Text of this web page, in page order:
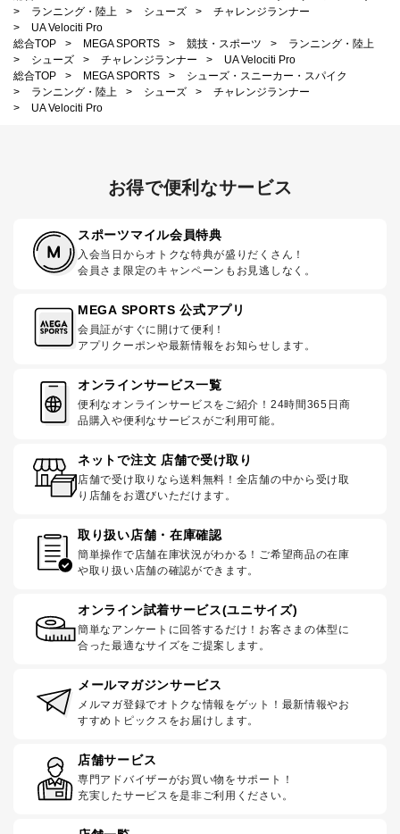
>
ランニング・陸上 > シューズ >
チャレンジランナー
>
UA Velociti Pro
総合TOP
> MEGA SPORTS > 競技・スポーツ >
ランニング・陸上
>
シューズ > チャレンジランナー >
UA Velociti Pro
総合TOP
> MEGA SPORTS >
シューズ・スニーカー・スパイク
>
ランニング・陸上 > シューズ >
チャレンジランナー
>
UA Velociti Pro
お得で便利なサービス
スポーツマイル会員特典
入会当日からオトクな特典が盛りだくさん！
会員さま限定のキャンペーンもお見逃しなく。
MEGA SPORTS 公式アプリ
会員証がすぐに開けて便利！
アプリクーポンや最新情報をお知らせします。
オンラインサービス一覧
便利なオンラインサービスをご紹介！24時間365日商
品購入や便利なサービスがご利用可能。
ネットで注文 店舗で受け取り
店舗で受け取りなら送料無料！全店舗の中から受け取
り店舗をお選びいただけます。
取り扱い店舗・在庫確認
簡単操作で店舗在庫状況がわかる！ご希望商品の在庫
や取り扱い店舗の確認ができます。
オンライン試着サービス(ユニサイズ)
簡単なアンケートに回答するだけ！お客さまの体型に
合った最適なサイズをご提案します。
メールマガジンサービス
メルマガ登録でオトクな情報をゲット！最新情報やお
すすめトピックスをお届けします。
店舗サービス
専門アドバイザーがお買い物をサポート！
充実したサービスを是非ご利用ください。